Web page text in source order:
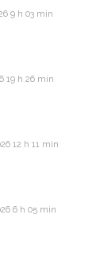
9 h 03 min
19 h 26 min
12 h 11 min
6 h 05 min